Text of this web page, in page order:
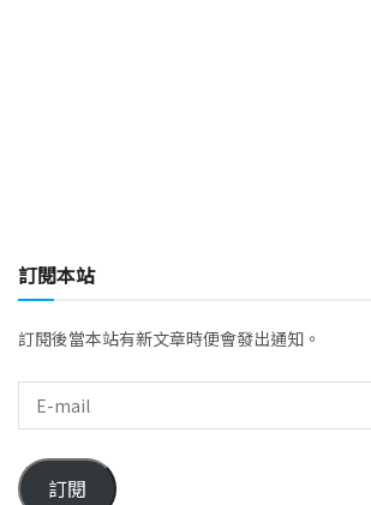
訂閱本站
訂閱後當本站有新文章時便會發出通知。
訂閱